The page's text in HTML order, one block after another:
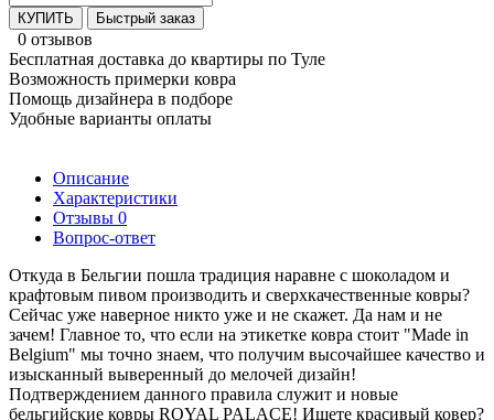
КУПИТЬ Быстрый заказ
0 отзывов
Бесплатная доставка до квартиры по Туле
Возможность примерки ковра
Помощь дизайнера в подборе
Удобные варианты оплаты
Описание
Характеристики
Отзывы 0
Вопрос-ответ
Откуда в Бельгии пошла традиция наравне с шоколадом и
крафтовым пивом производить и сверхкачественные ковры?
Сейчас уже наверное никто уже и не скажет. Да нам и не
зачем! Главное то, что если на этикетке ковра стоит "Made in
Belgium" мы точно знаем, что получим высочайшее качество и
изысканный выверенный до мелочей дизайн!
Подтверждением данного правила служит и новые
бельгийские ковры ROYAL PALACE! Ищете красивый ковер?